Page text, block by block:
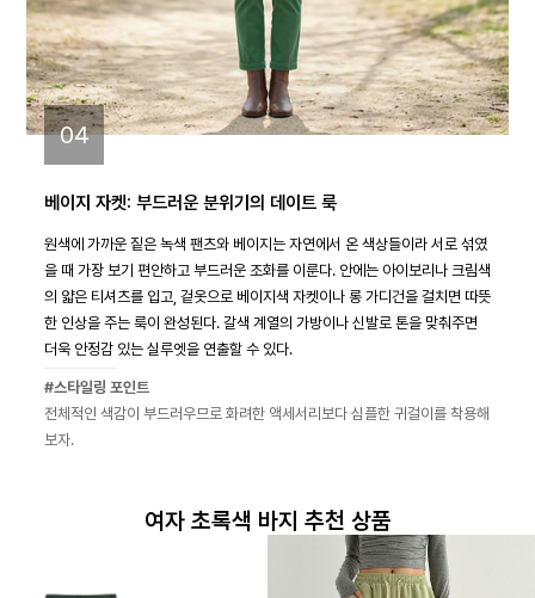
04
베이지 자켓: 부드러운 분위기의 데이트 룩
원색에 가까운 짙은 녹색 팬츠와 베이지는 자연에서 온 색상들이라 서로 섞였
을 때 가장 보기 편안하고 부드러운 조화를 이룬다. 안에는 아이보리나 크림색
의 얇은 티셔츠를 입고, 겉옷으로 베이지색 자켓이나 롱 가디건을 걸치면 따뜻
한 인상을 주는 룩이 완성된다. 갈색 계열의 가방이나 신발로 톤을 맞춰주면
더욱 안정감 있는 실루엣을 연출할 수 있다.
#스타일링 포인트
전체적인 색감이 부드러우므로 화려한 액세서리보다 심플한 귀걸이를 착용해
보자.
여자 초록색 바지 추천 상품